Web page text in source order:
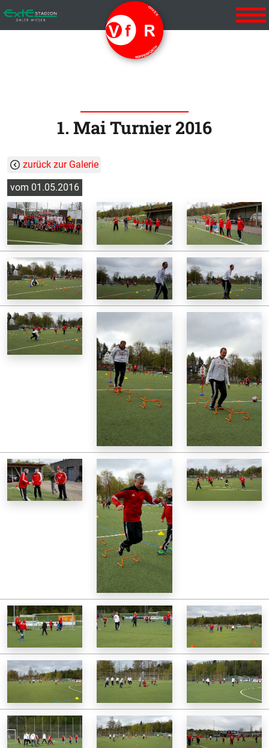
Startseite
VFR Vereinslied
Der Verein
Vorstand
Mannschaften
1. Mannschaft
2. Mannschaft
Alte Herren
Jugend
Galerie
Downloads
Anfahrt
1. Mai Turnier 2016
zurück zur Galerie
vom 01.05.2016